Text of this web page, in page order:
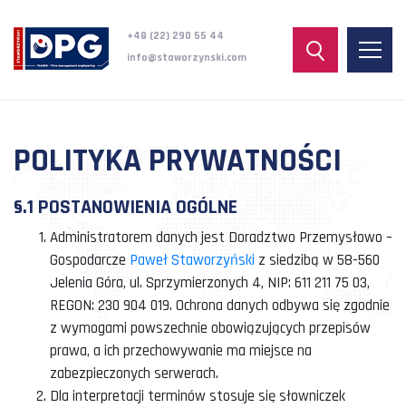
+48 (22) 290 55 44
info@staworzynski.com
POLITYKA PRYWATNOŚCI
§.1 POSTANOWIENIA OGÓLNE
Administratorem danych jest Doradztwo Przemysłowo –
Gospodarcze Paweł Staworzyński z siedzibą w 58-560
Jelenia Góra, ul. Sprzymierzonych 4, NIP: 611 211 75 03,
REGON: 230 904 019. Ochrona danych odbywa się zgodnie
z wymogami powszechnie obowiązujących przepisów
prawa, a ich przechowywanie ma miejsce na
zabezpieczonych serwerach.
Dla interpretacji terminów stosuje się słowniczek